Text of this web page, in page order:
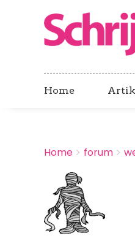
Home
BREADCRUMBS
You
here:
Home forum